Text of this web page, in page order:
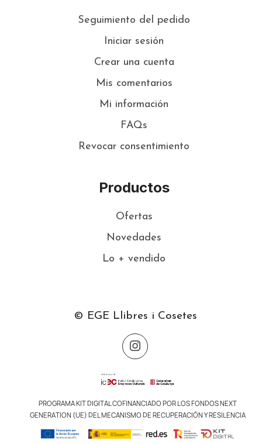
Seguimiento del pedido
Iniciar sesión
Crear una cuenta
Mis comentarios
Mi información
FAQs
Revocar consentimiento
Productos
Ofertas
Novedades
Lo + vendido
© EGE Llibres i Cosetes
PROGRAMA KIT DIGITAL COFINANCIADO POR LOS FONDOS NEXT
GENERATION (UE) DEL MECANISMO DE RECUPERACIÓN Y RESILENCIA